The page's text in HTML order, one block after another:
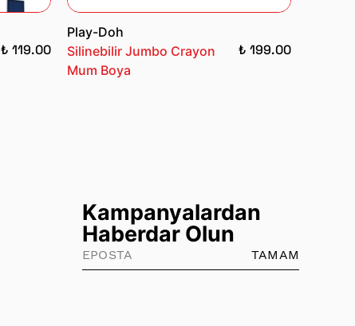
₺ 119.00
Play-Doh
Silinebilir Jumbo Crayon
Mum Boya
₺ 199.00
Kampanyalardan
Haberdar Olun
TAMAM